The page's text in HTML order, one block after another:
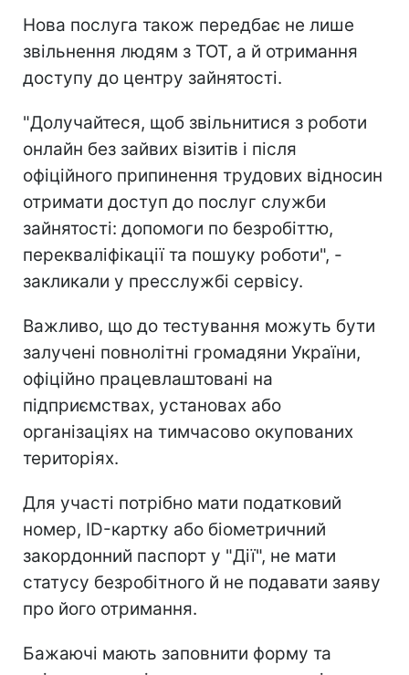
Нова послуга також передбає не лише
звільнення людям з ТОТ, а й отримання
доступу до центру зайнятості.
"Долучайтеся, щоб звільнитися з роботи
онлайн без зайвих візитів і після
офіційного припинення трудових відносин
отримати доступ до послуг служби
зайнятості: допомоги по безробіттю,
перекваліфікації та пошуку роботи", -
закликали у пресслужбі сервісу.
Важливо, що до тестування можуть бути
залучені повнолітні громадяни України,
офіційно працевлаштовані на
підприємствах, установах або
організаціях на тимчасово окупованих
територіях.
Для участі потрібно мати податковий
номер, ID-картку або біометричний
закордонний паспорт у "Дії", не мати
статусу безробітного й не подавати заяву
про його отримання.
Бажаючі мають заповнити форму та